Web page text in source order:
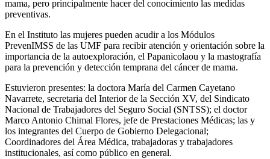
mama, pero principalmente hacer del conocimiento las medidas
preventivas.
En el Instituto las mujeres pueden acudir a los Módulos
PrevenIMSS de las UMF para recibir atención y orientación sobre la
importancia de la autoexploración, el Papanicolaou y la mastografía
para la prevención y detección temprana del cáncer de mama.
Estuvieron presentes: la doctora María del Carmen Cayetano
Navarrete, secretaria del Interior de la Sección XV, del Sindicato
Nacional de Trabajadores del Seguro Social (SNTSS); el doctor
Marco Antonio Chimal Flores, jefe de Prestaciones Médicas; las y
los integrantes del Cuerpo de Gobierno Delegacional;
Coordinadores del Área Médica, trabajadoras y trabajadores
institucionales, así como público en general.